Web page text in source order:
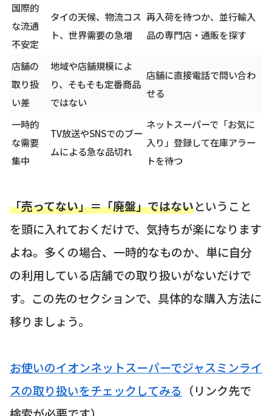
国際的
な流通
不安定
タイの天候、物流コス
ト、世界需要の急増
再入荷を待つか、並行輸入
品の専門店・通販を探す
店舗の
取り扱
い差
地域や店舗規模によ
り、そもそも定番商品
ではない
店舗に直接電話で問い合わ
せる
一時的
な需要
集中
TV放送やSNSでのブー
ムによる急な品切れ
ネットスーパーで「お気に
入り」登録して在庫アラー
トを待つ
「売ってない」＝「廃盤」ではないということ
を頭に入れておくだけで、気持ちが楽になります
よね。多くの場合、一時的なものか、単に自分
の利用している店舗での取り扱いがないだけで
す。この先のセクションで、具体的な購入方法に
移りましょう。
お使いのイオンネットスーパーでジャスミンライ
スの取り扱いをチェックしてみる （リンク先で